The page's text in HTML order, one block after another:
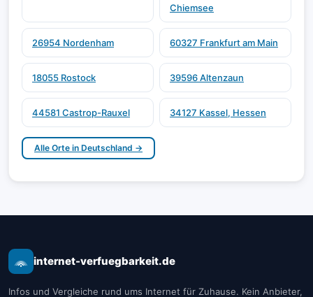
Chiemsee
26954 Nordenham 60327 Frankfurt am Main
18055 Rostock 39596 Altenzaun
44581 Castrop-Rauxel 34127 Kassel, Hessen
Alle Orte in Deutschland →
internet-verfuegbarkeit.de
Infos und Vergleiche rund ums Internet für Zuhause. Kein Anbieter,